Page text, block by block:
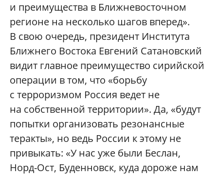
и преимущества в Ближневосточном
регионе на несколько шагов вперед».
В свою очередь, президент Института
Ближнего Востока Евгений Сатановский
видит главное преимущество сирийской
операции в том, что «борьбу
с терроризмом Россия ведет не
на собственной территории». Да, «будут
попытки организовать резонансные
теракты», но ведь России к этому не
привыкать: «У нас уже были Беслан,
Норд-Ост, Буденновск, куда дороже нам